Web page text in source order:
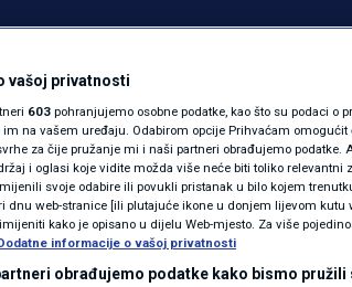
MAGAZIN
KOLUMNE
N1(DIS)INFO
KLIMATSKE PROMJENE
FOTO
ekskluzivno
o najnižoj
| VIJESTI | 11 komentara
vašoj privatnosti
603 pohranjujemo osobne podatke, kao što su podaci o
na vašem uređaju. Odabirom opcije Prihvaćam omogućit
za čije pružanje mi i naši partneri obrađujemo podatke.
i oglasi koje vidite možda više neće biti toliko relevantni
svoje odabire ili povukli pristanak u bilo kojem
dnu web-stranice [ili plutajuće ikone u donjem lijevom kutu
kako je opisano u dijelu Web-mjesto. Za više
informacije o vašoj privatnosti
obrađujemo podatke kako bismo pružili